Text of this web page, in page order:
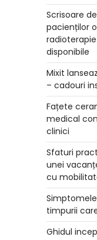
Scrisoare
pacienților
disponibile
Mixit
– cadouri
Fațete
medical
clinici
Sfaturi
unei
cu
timpurii
Ghidul